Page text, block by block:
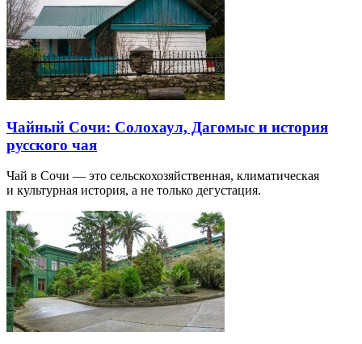
Чайный Сочи: Солохаул, Дагомыс и история
русского чая
Чай в Сочи — это сельскохозяйственная, климатическая
и культурная история, а не только дегустация.